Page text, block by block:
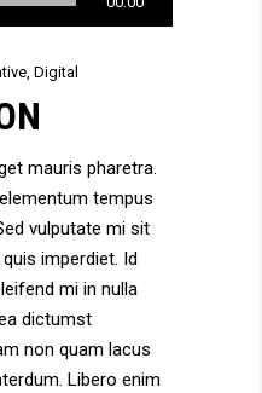
Digital
mauris pharetra.
tempus
vulputate mi sit
imperdiet. Id
mi in nulla
dictumst
non quam lacus
Libero enim